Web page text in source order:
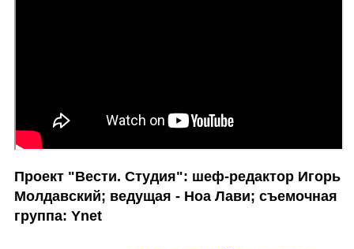
Проект "Вести. Студия": шеф-редактор Игорь
Молдавский; ведущая - Ноа Лави; съемочная
группа: Ynet